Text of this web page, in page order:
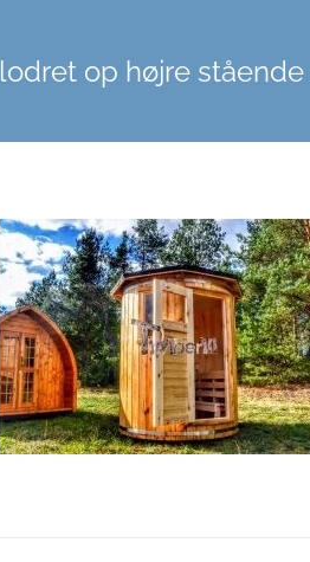
lodret op højre stående